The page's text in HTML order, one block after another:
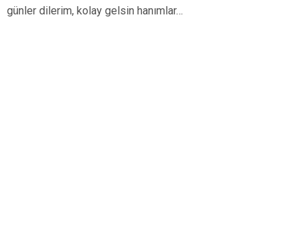
günler dilerim, kolay gelsin hanımlar…